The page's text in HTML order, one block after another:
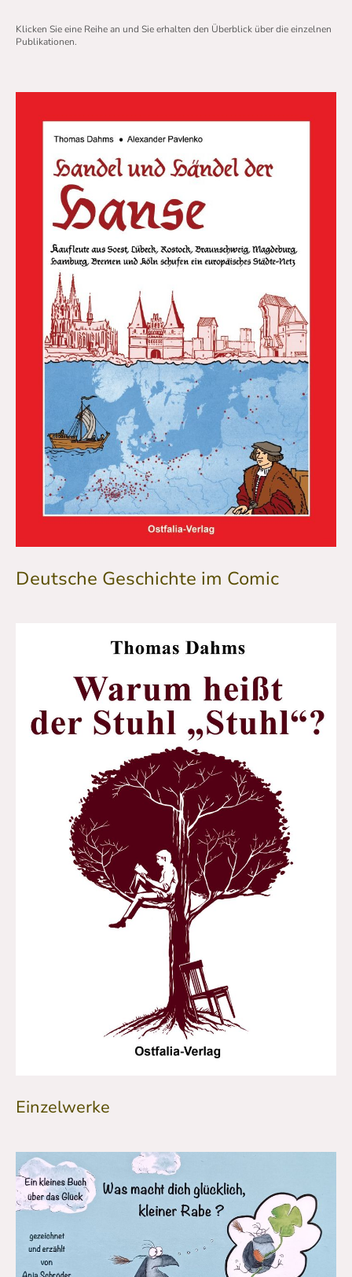
Klicken Sie eine Reihe an und Sie erhalten den Überblick über die einzelnen
Publikationen.
Deutsche Geschichte im Comic
Einzelwerke